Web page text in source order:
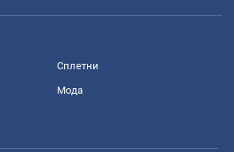
Сплетни
Мода